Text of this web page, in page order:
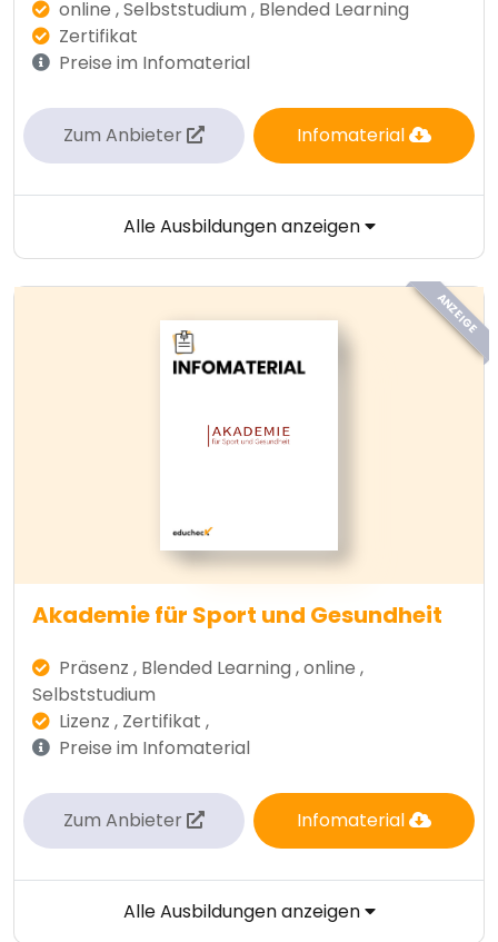
online , Selbststudium , Blended Learning
Zertifikat
Preise im Infomaterial
Zum Anbieter Infomaterial
Alle Ausbildungen anzeigen
ANZEIGE
Akademie für Sport und Gesundheit
Präsenz , Blended Learning , online ,
Selbststudium
Lizenz , Zertifikat ,
Preise im Infomaterial
Zum Anbieter Infomaterial
Alle Ausbildungen anzeigen